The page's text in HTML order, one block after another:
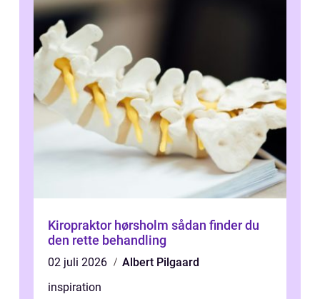
Kiropraktor hørsholm sådan finder du
den rette behandling
02 juli 2026
Albert Pilgaard
inspiration